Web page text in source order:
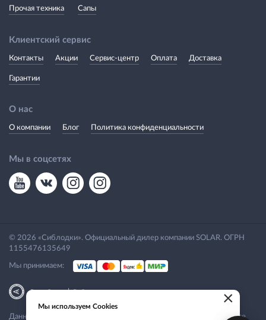
Прочая техника Сапы
Клиентский сервис
Контакты Акции Сервис-центр Оплата Доставка
Гарантии
О нас
О компании Блог Политика конфиденциальности
Мы в соцсетях
© 2026 «Сиблодки». Официальный дилер компании SOLAR. ОГРН
1155476135649
Мы принимаем:
Разработка|Веб-аналитика
Данный сайт носит исключительно информационный характер. Все
×
Мы используем Cookies